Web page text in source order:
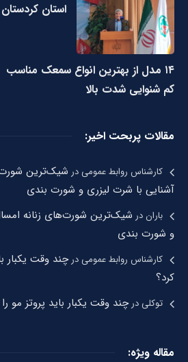
استان
۱۴ مدل از بهترین انواع سمعک مناسب
کم شنوایی شدت بالا
مقالات پربحت اخیر:
کارشناس روابط عمومیدر شیک‌ترین
آشنایی با شرت لیزری و شورت بندی
باراندر شیک‌ترین شورت‌های زنانه
و شورت بندی
کارشناس روابط عمومیدرچند وقت یکبار
کرد؟
توکلیدرچند وقت یکبار باید پروتز مو
مقاله ویژه: